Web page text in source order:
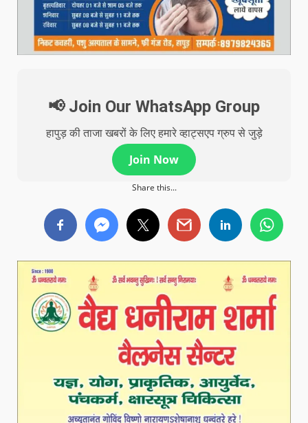
📢 Join Our WhatsApp Group
हापुड़ की ताजा खबरों के लिए हमारे व्हाट्सएप ग्रुप से जुड़े
Join Now
Share this...